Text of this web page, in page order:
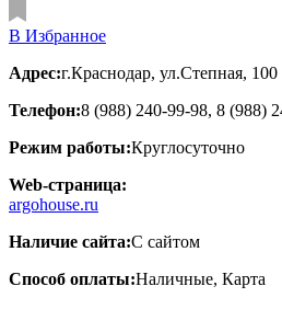
В Избранное
Адрес:г.Краснодар, ул.​Степная, 100
Телефон:8 (988) 240-99-98, 8 (988)
Режим работы:Круглосуточно
Web-страница:
argohouse.ru
Наличие сайта:С сайтом
Способ оплаты:Наличные, Карта